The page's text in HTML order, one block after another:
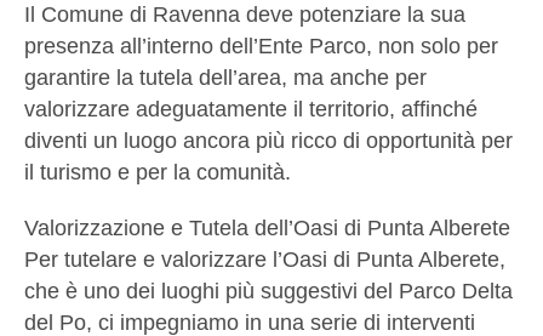
Il Comune di Ravenna deve potenziare la sua
presenza all’interno dell’Ente Parco, non solo per
garantire la tutela dell’area, ma anche per
valorizzare adeguatamente il territorio, affinché
diventi un luogo ancora più ricco di opportunità per
il turismo e per la comunità.
Valorizzazione e Tutela dell’Oasi di Punta Alberete
Per tutelare e valorizzare l’Oasi di Punta Alberete,
che è uno dei luoghi più suggestivi del Parco Delta
del Po, ci impegniamo in una serie di interventi